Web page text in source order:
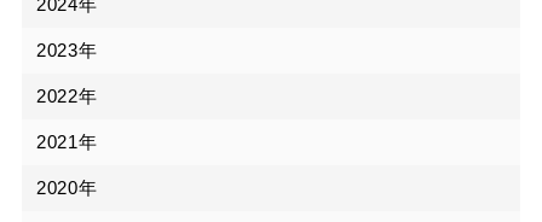
2024年
2023年
2022年
2021年
2020年